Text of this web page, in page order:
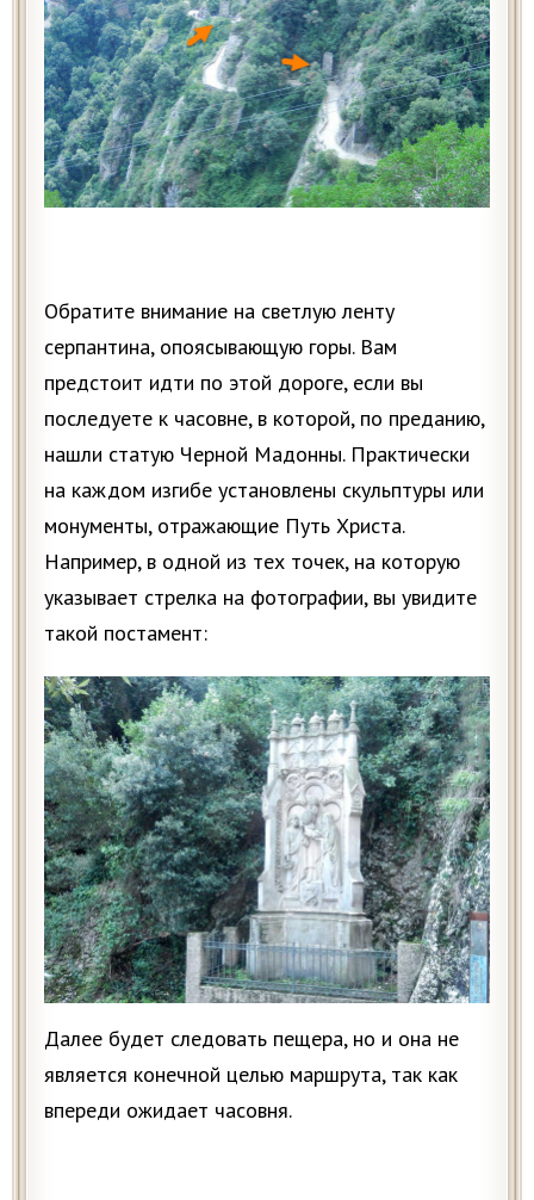
Обратите внимание на светлую ленту
серпантина, опоясывающую горы. Вам
предстоит идти по этой дороге, если вы
последуете к часовне, в которой, по преданию,
нашли статую Черной Мадонны. Практически
на каждом изгибе установлены скульптуры или
монументы, отражающие Путь Христа.
Например, в одной из тех точек, на которую
указывает стрелка на фотографии, вы увидите
такой постамент:
Далее будет следовать пещера, но и она не
является конечной целью маршрута, так как
впереди ожидает часовня.